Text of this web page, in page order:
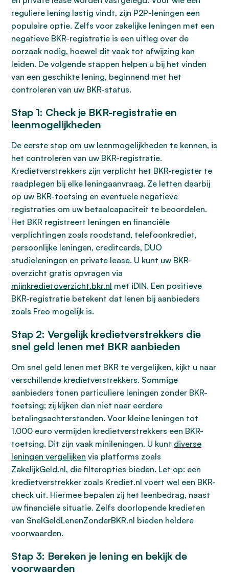
reguliere lening lastig vindt, zijn P2P-leningen een
populaire optie. Zelfs voor zakelijke leningen met een
negatieve BKR-registratie is een uitleg over de
oorzaak nodig, hoewel dit vaak tot afwijzing kan
leiden. De volgende stappen helpen u bij het vinden
van een geschikte lening, beginnend met het
controleren van uw BKR-status.
Stap 1: Check je BKR-registratie en
leenmogelijkheden
De eerste stap om uw leenmogelijkheden te kennen, is
het controleren van uw BKR-registratie.
Kredietverstrekkers zijn verplicht het BKR-register te
raadplegen bij elke leningaanvraag. Ze letten daarbij
op uw BKR-toetsing en eventuele negatieve
registraties om uw betaalcapaciteit te beoordelen.
Het BKR registreert leningen en financiële
verplichtingen zoals roodstand, telefoonkrediet,
persoonlijke leningen, creditcards, DUO
studieleningen en private lease. U kunt uw BKR-
overzicht gratis opvragen via
mijnkredietoverzicht.bkr.nl met iDIN. Een positieve
BKR-registratie betekent dat lenen bij aanbieders
zoals Freo mogelijk is.
Stap 2: Vergelijk kredietverstrekkers die
snel geld lenen met BKR aanbieden
Om snel geld lenen met BKR te vergelijken, kijkt u naar
verschillende kredietverstrekkers. Sommige
aanbieders tonen particuliere leningen zonder BKR-
toetsing; zij kijken dan niet naar eerdere
betalingsachterstanden. Voor kleine leningen tot
1.000 euro vermijden kredietverstrekkers een BKR-
toetsing. Dit zijn vaak minileningen. U kunt diverse
leningen vergelijken via platforms zoals
ZakelijkGeld.nl, die filteropties bieden. Let op: een
kredietverstrekker zoals Krediet.nl voert wel een BKR-
check uit. Hiermee bepalen zij het leenbedrag, naast
uw financiële situatie. Zelfs doorlopende kredieten
van SnelGeldLenenZonderBKR.nl bieden heldere
voorwaarden.
Stap 3: Bereken je lening en bekijk de
voorwaarden